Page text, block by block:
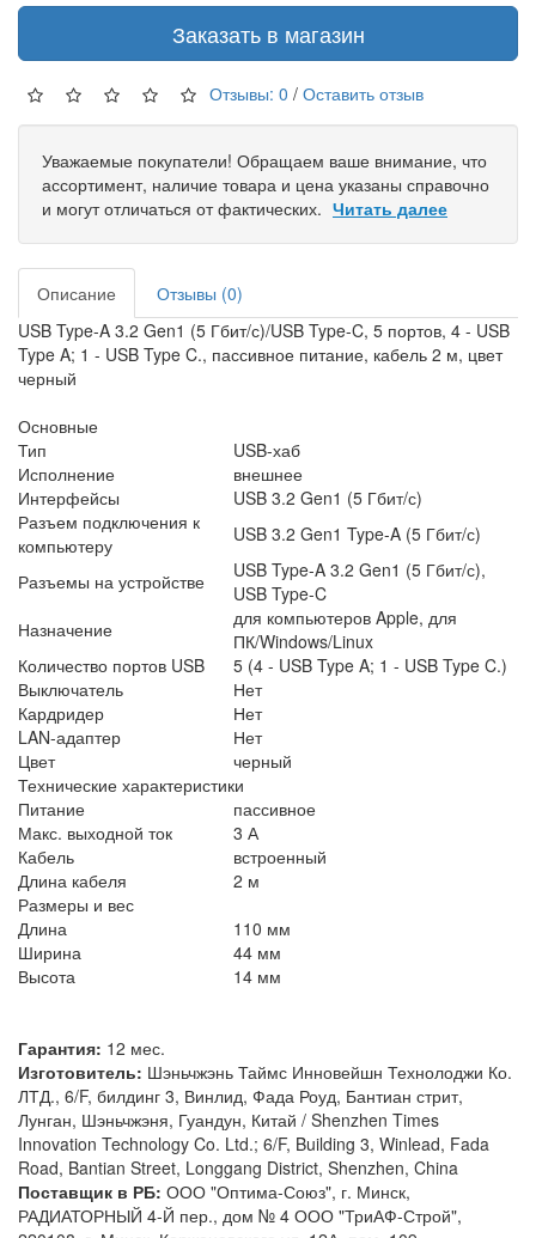
Заказать в магазин
Отзывы: 0 / Оставить отзыв
Уважаемые покупатели! Обращаем ваше внимание, что
ассортимент, наличие товара и цена указаны справочно
и могут отличаться от фактических. Читать далее
Описание
Отзывы (0)
USB Type-A 3.2 Gen1 (5 Гбит/с)/USB Type-C, 5 портов, 4 - USB
Type A; 1 - USB Type C., пассивное питание, кабель 2 м, цвет
черный
Основные
Тип
USB-хаб
Исполнение
внешнее
Интерфейсы
USB 3.2 Gen1 (5 Гбит/с)
Разъем подключения к
компьютеру
USB 3.2 Gen1 Type-A (5 Гбит/с)
Разъемы на устройстве
USB Type-A 3.2 Gen1 (5 Гбит/с),
USB Type-C
Назначение
для компьютеров Apple, для
ПК/Windows/Linux
Количество портов USB
5 (4 - USB Type A; 1 - USB Type C.)
Выключатель
Нет
Кардридер
Нет
LAN-адаптер
Нет
Цвет
черный
Технические характеристики
Питание
пассивное
Макс. выходной ток
3 А
Кабель
встроенный
Длина кабеля
2 м
Размеры и вес
Длина
110 мм
Ширина
44 мм
Высота
14 мм
Гарантия: 12 мес.
Изготовитель: Шэньчжэнь Таймс Инновейшн Технолоджи Ко.
ЛТД., 6/F, билдинг 3, Винлид, Фада Роуд, Бантиан стрит,
Лунган, Шэньчжэня, Гуандун, Китай / Shenzhen Times
Innovation Technology Co. Ltd.; 6/F, Building 3, Winlead, Fada
Road, Bantian Street, Longgang District, Shenzhen, China
Поставщик в РБ: ООО "Оптима-Союз", г. Минск,
РАДИАТОРНЫЙ 4-Й пер., дом № 4 ООО "ТриАФ-Строй",